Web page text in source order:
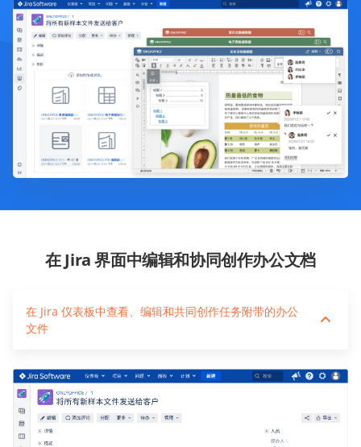
在 Jira 界面中编辑和协同创作办公文档
在 Jira 仪表板中查看、编辑和共同创作任务附带的办公
文件